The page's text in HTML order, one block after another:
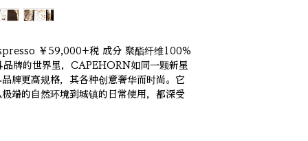
￥59,000+税 成分 聚酯纤维100%
牌的世界里，CAPEHORN如同一颗新星
牌更高规格，其各种创意奢华而时尚。它
端的自然环境到城镇的日常使用，都深受